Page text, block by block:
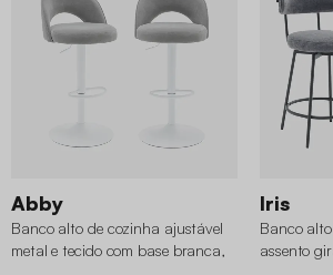
Abby
Banco alto de cozinha ajustável
metal e tecido com base branca,
Iris
Banco
assento